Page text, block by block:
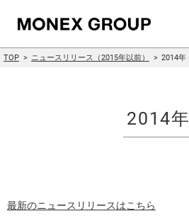
TOP ニュースリリース（2015年以前） 2014年
2014年
最新のニュースリリースはこちら
お問い合わせ